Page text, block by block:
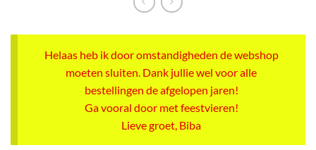
Helaas heb ik door omstandigheden de webshop
moeten sluiten. Dank jullie wel voor alle
bestellingen de afgelopen jaren!
Ga vooral door met feestvieren!
Lieve groet, Biba